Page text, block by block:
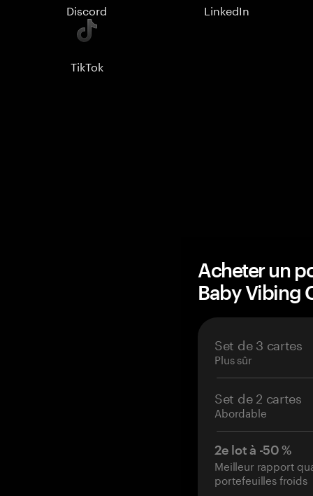
Discord LinkedIn
TikTok
Acheter un
Baby Vibing
Set de 3 cartes
Plus sûr
Set de 2 cartes
Abordable
2e lot à -50 %
Meilleur rapport
portefeuilles froids